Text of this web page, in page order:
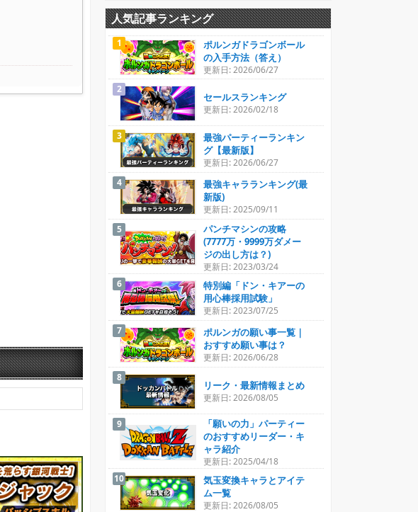
人気記事ランキング
ポルンガドラゴンボール
の入手方法（答え）
更新日: 2026/06/27
セールスランキング
更新日: 2026/02/18
最強パーティーランキン
グ【最新版】
更新日: 2026/06/27
最強キャラランキング(最
新版)
更新日: 2025/09/11
パンチマシンの攻略
(7777万・9999万ダメー
ジの出し方は？)
更新日: 2023/03/24
特別編「ドン・キアーの
用心棒採用試験」
更新日: 2023/07/25
ポルンガの願い事一覧｜
おすすめ願い事は？
更新日: 2026/06/28
リーク・最新情報まとめ
更新日: 2026/08/05
「願いの力」パーティー
のおすすめリーダー・キ
ャラ紹介
更新日: 2025/04/18
気玉変換キャラとアイテ
ム一覧
更新日: 2026/08/05